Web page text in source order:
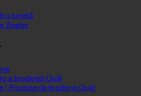
lunetă
Ziegler
a broderiei Quill
| Produse de broderie Quill